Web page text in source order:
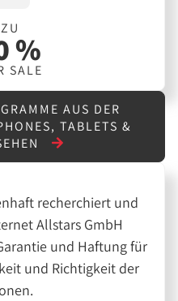
%
SALE
AUS DER
TABLETS &
recherchiert und
Allstars GmbH
und Haftung für
und Richtigkeit der